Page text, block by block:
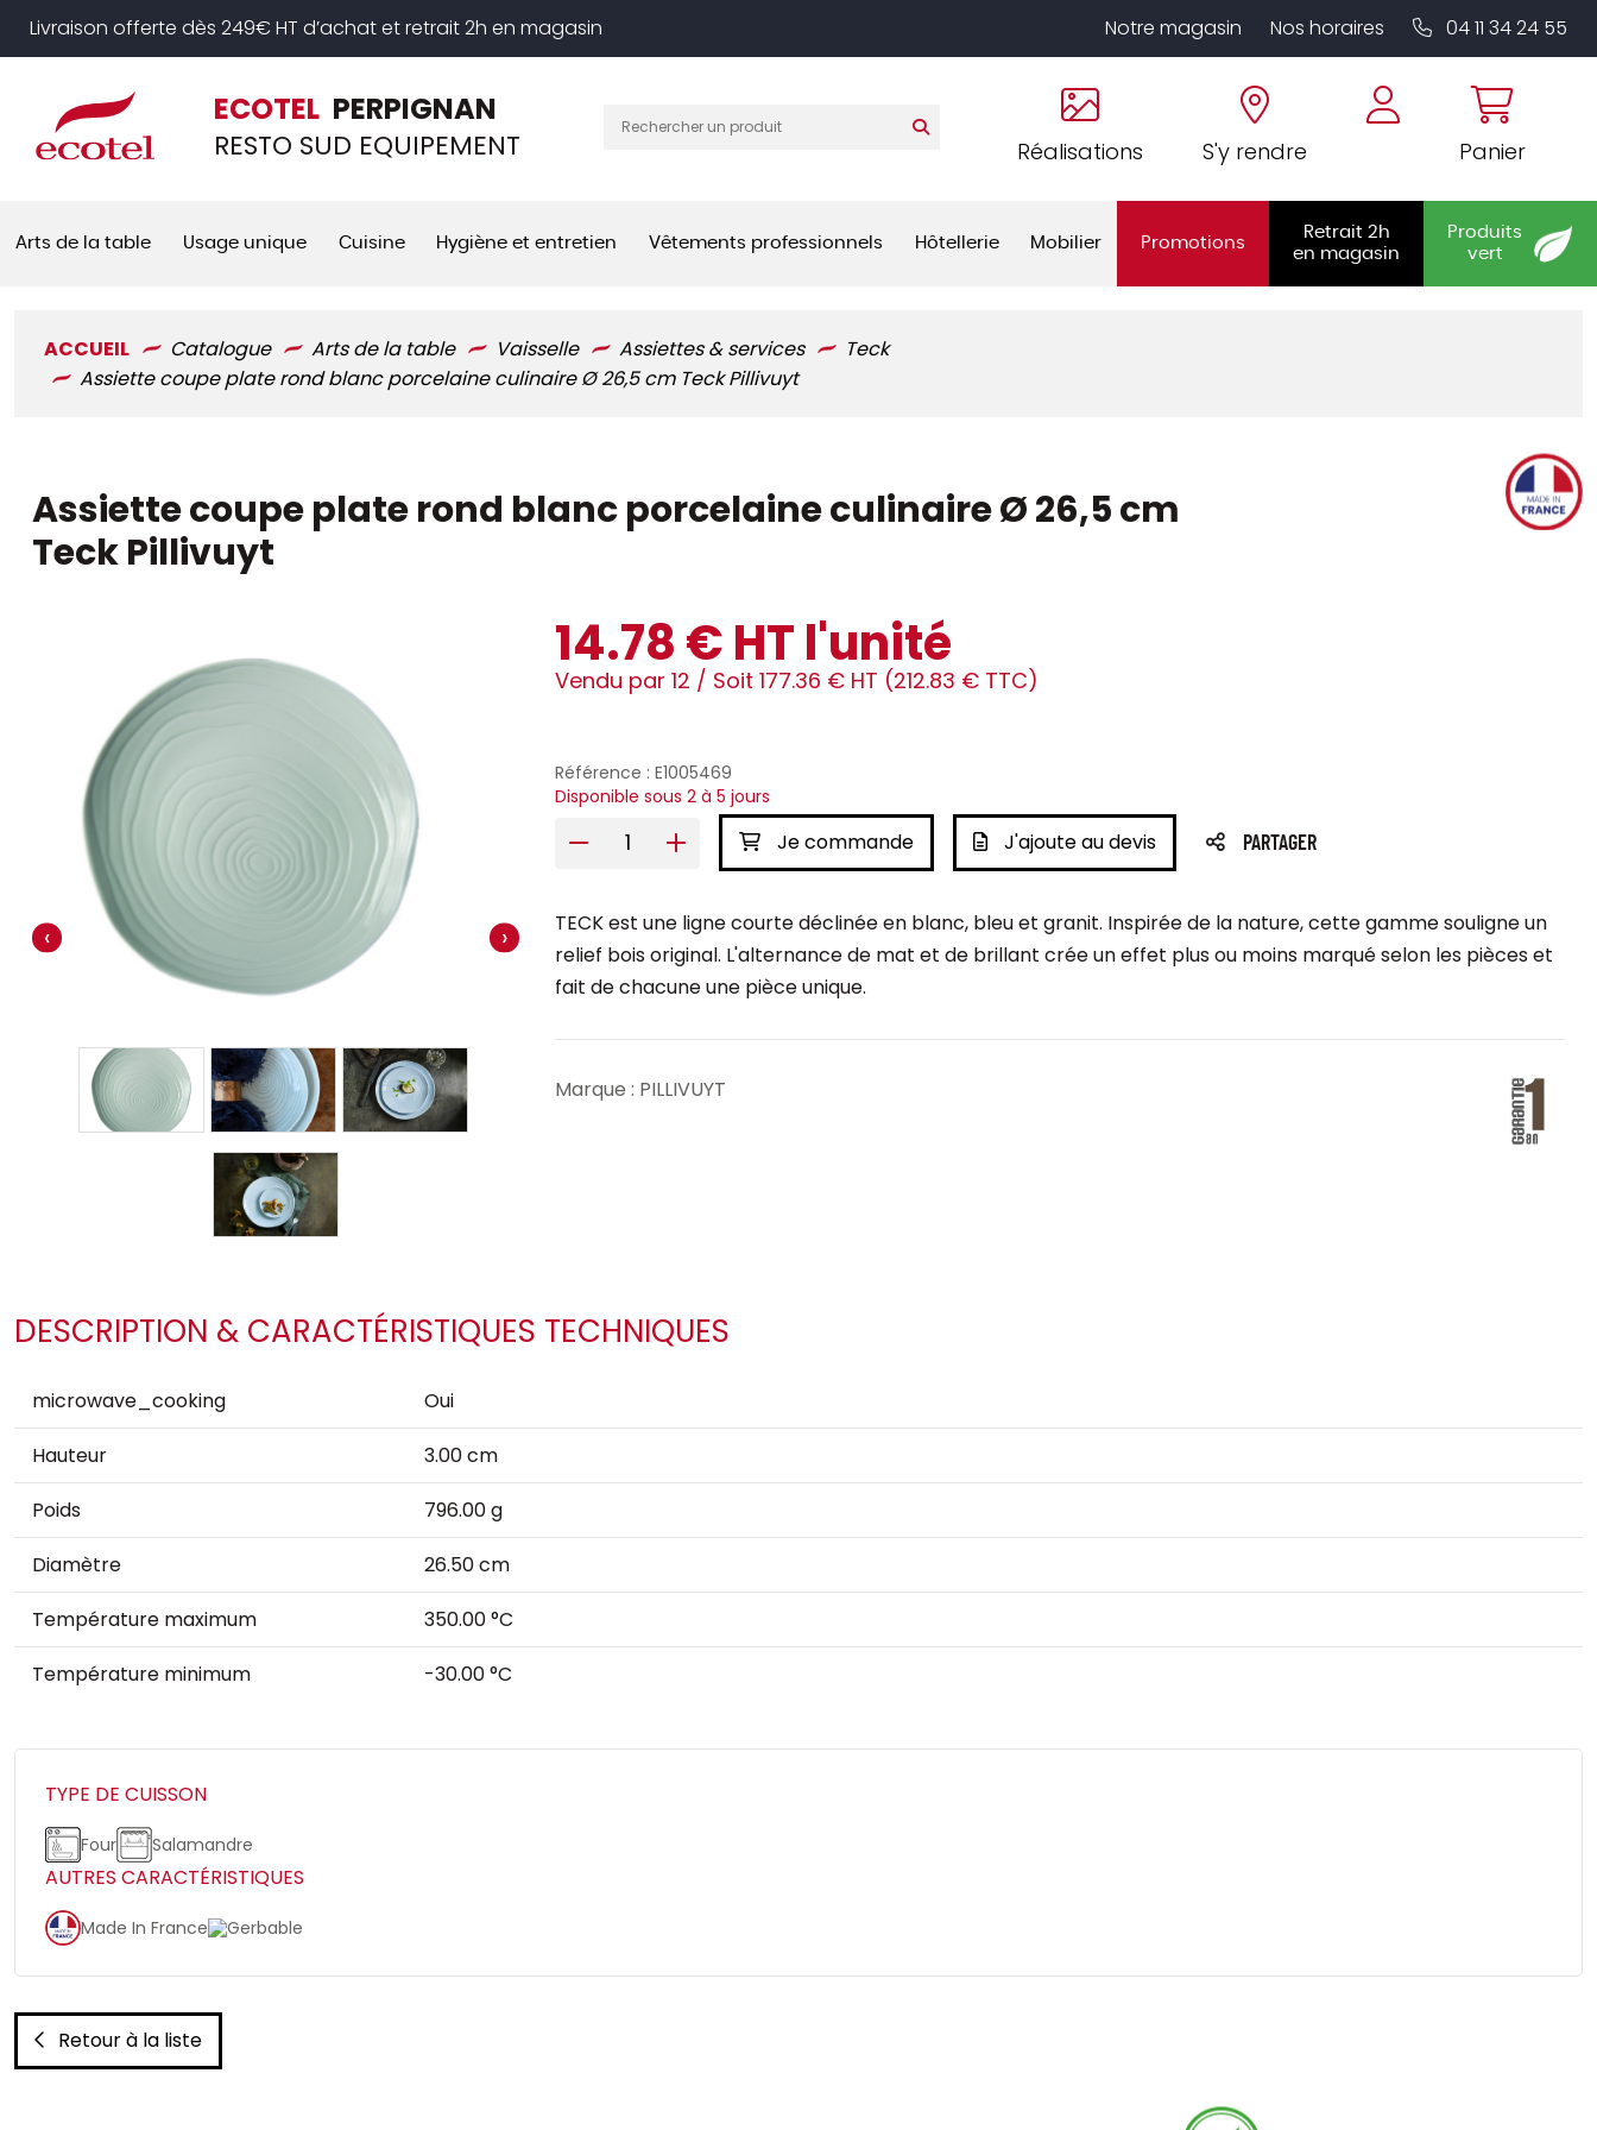
Livraison offerte dès 249€ HT d’achat et retrait 2h en magasin Notre magasin Nos horaires 04 11 34 24 55
ECOTEL PERPIGNAN
RESTO SUD EQUIPEMENT Réalisations S'y rendre Panier
Arts de la table Usage unique Cuisine Hygiène et entretien Vêtements professionnels Hôtellerie Mobilier Promotions
Retrait 2h
en magasin
Produits
vert
ACCUEIL Catalogue Arts de la table Vaisselle Assiettes & services
Teck
Assiette coupe plate rond blanc porcelaine culinaire Ø 26,5 cm Teck Pillivuyt
Assiette coupe plate rond blanc porcelaine culinaire Ø 26,5 cm
Teck Pillivuyt
‹ ›
14.78 € HT l'unité
Vendu par 12 / Soit 177.36 € HT (212.83 € TTC)
Référence : E1005469
Disponible sous 2 à 5 jours
Je commande J'ajoute au devis PARTAGER
TECK est une ligne courte déclinée en blanc, bleu et granit. Inspirée de la nature, cette gamme souligne un
relief bois original. L'alternance de mat et de brillant crée un effet plus ou moins marqué selon les pièces et
fait de chacune une pièce unique.
Marque : PILLIVUYT
DESCRIPTION & CARACTÉRISTIQUES TECHNIQUES
microwave_cooking
Oui
Hauteur
3.00 cm
Poids
796.00 g
Diamètre
26.50 cm
Température maximum
350.00 °C
Température minimum
-30.00 °C
TYPE DE CUISSON
Four Salamandre
AUTRES CARACTÉRISTIQUES
Made In France Gerbable
Retour à la liste
Panneau de gestion des cookies